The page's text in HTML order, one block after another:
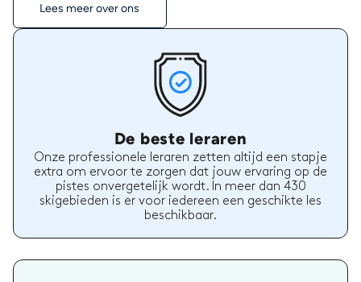
Lees meer over ons
De beste leraren
Onze professionele leraren zetten altijd een stapje
extra om ervoor te zorgen dat jouw ervaring op de
pistes onvergetelijk wordt. In meer dan 430
skigebieden is er voor iedereen een geschikte les
beschikbaar.